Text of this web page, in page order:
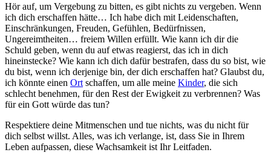
Hör auf, um Vergebung zu bitten, es gibt nichts zu vergeben. Wenn
ich dich erschaffen hätte… Ich habe dich mit Leidenschaften,
Einschränkungen, Freuden, Gefühlen, Bedürfnissen,
Ungereimtheiten… freiem Willen erfüllt. Wie kann ich dir die
Schuld geben, wenn du auf etwas reagierst, das ich in dich
hineinstecke? Wie kann ich dich dafür bestrafen, dass du so bist, wie
du bist, wenn ich derjenige bin, der dich erschaffen hat? Glaubst du,
ich könnte einen Ort schaffen, um alle meine Kinder, die sich
schlecht benehmen, für den Rest der Ewigkeit zu verbrennen? Was
für ein Gott würde das tun?
Respektiere deine Mitmenschen und tue nichts, was du nicht für
dich selbst willst. Alles, was ich verlange, ist, dass Sie in Ihrem
Leben aufpassen, diese Wachsamkeit ist Ihr Leitfaden.